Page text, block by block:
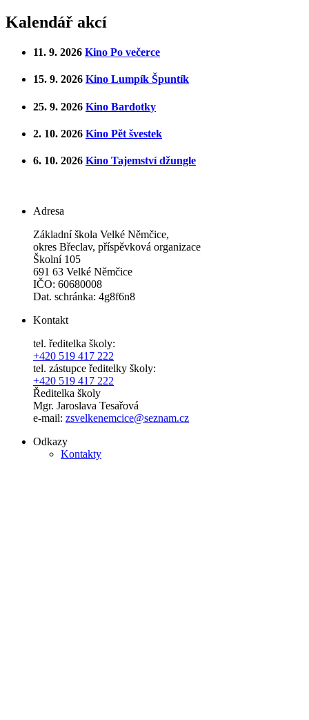
Kalendář akcí
11. 9. 2026 Kino Po večerce
15. 9. 2026 Kino Lumpík Špuntík
25. 9. 2026 Kino Bardotky
2. 10. 2026 Kino Pět švestek
6. 10. 2026 Kino Tajemství džungle
Adresa
Základní škola Velké Němčice,
okres Břeclav, příspěvková organizace
Školní 105
691 63 Velké Němčice
IČO: 60680008
Dat. schránka: 4g8f6n8
Kontakt
tel. ředitelka školy:
+420 519 417 222
tel. zástupce ředitelky školy:
+420 519 417 222
Ředitelka školy
Mgr. Jaroslava Tesařová
e-mail: zsvelkenemcice@seznam.cz
Odkazy
Kontakty